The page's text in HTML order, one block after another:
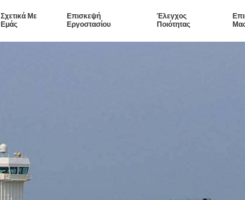
Σχετικά Με
Εμάς
Επισκεψή
Εργοστασίου
Έλεγχος
Ποιότητας